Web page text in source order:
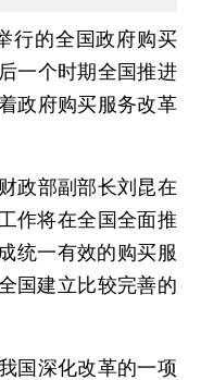
的全国政府购买
一个时期全国推进
政府购买服务改革
部副部长刘昆在
作将在全国全面推
统一有效的购买服
国建立比较完善的
深化改革的一项